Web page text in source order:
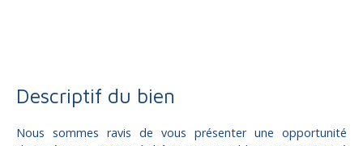
Descriptif du bien
Nous sommes ravis de vous présenter une opportunité